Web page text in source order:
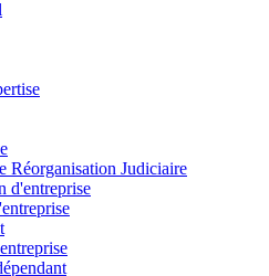
Réorganisation Judiciaire
d'entreprise